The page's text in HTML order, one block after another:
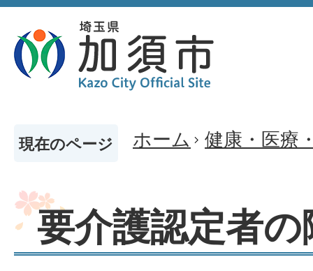
現在のページ ホーム 健康・医療
要介護認定者